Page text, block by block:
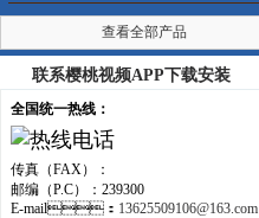
查看全部产品
联系樱桃视频APP下载安装
全国统一热线：
传真（FAX）：
邮编（P.C）：239300
E-mail： 13625509106@163.com